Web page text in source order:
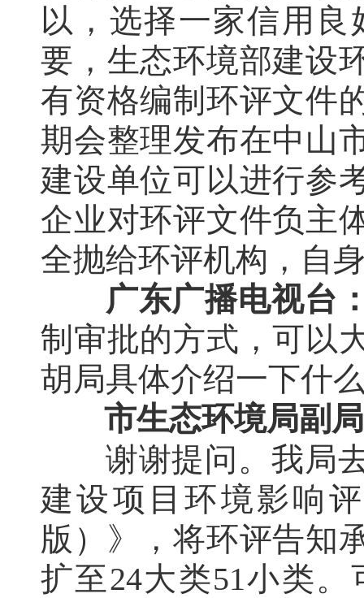
以，选择一家信用
要，生态环境部建设
有资格编制环评文件
期会整理发布在中山
建设单位可以进行参
企业对环评文件负主
全抛给环评机构，自
广东广播电视台
制审批的方式，可以
胡局具体介绍一下什
市生态环境局副
谢谢提问。我局
建设项目环境影响
版）》，将环评告知
扩至24大类51小类